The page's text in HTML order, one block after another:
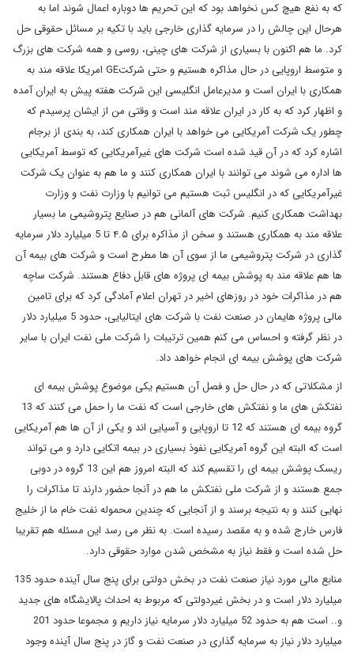
که به نفع هیچ کس نخواهد بود که این تحریم ها دوباره اعمال شوند اما به
هرحال این چالش را در سرمایه گذاری خارجی باید با تکیه بر مسائل حقوقی حل
کرد. ما هم اکنون با بسیاری از شرکت های چینی، روسی و همه شرکت های بزرگ
و متوسط اروپایی در حال مذاکره هستیم و حتی شرکتGE امریکا علاقه مند به
همکاری با ایران است و مدیرعامل انگلیسی این شرکت هفته پیش به ایران آمده
و اظهار کرد که به کار در ایران علاقه مند است و وقتی من از ایشان پرسیدم که
چطور یک شرکت آمریکایی می خواهد با ایران همکاری کند، به بندی از برجام
اشاره کرد که در آن قید شده است شرکت های غیرآمریکایی که توسط آمریکایی
ها اداره می شوند می توانند با ایران همکاری کنند و ما هم به عنوان یک شرکت
غیرآمریکایی که در انگلیس ثبت هستیم می توانیم با وزارت نفت و وزارت
بهداشت همکاری کنیم. شرکت های آلمانی هم در صنایع پتروشیمی ما بسیار
علاقه مند به همکاری هستند و سخن از مذاکره برای ۴.۵ تا 5 میلیارد دلار سرمایه
گذاری در شرکت پتروشیمی ما از سوی آن ها مطرح است و شرکت های بیمه آن
ها هم علاقه مند به پوشش بیمه ای پروژه های قابل دفاع هستند. شرکت ساچه
هم در مذاکرات خود در روزهای اخیر در تهران اعلام آمادگی کرد که برای تامین
مالی پروژه هایمان در صنعت نفت با شرکت های ایتالیایی، حدود 5 میلیارد دلار
در نظر گرفته و احساس می کنم همین ترتیبات را شرکت ملی نفت ایران با سایر
شرکت های پوشش بیمه ای انجام خواهد داد.
از مشکلاتی که در حال حل و فصل آن هستیم یکی موضوع پوشش بیمه ای
نفتکش های ما و نفتکش های خارجی است که نفت ما را حمل می کنند که 13
گروه بیمه ای هستند که 12 تا اروپایی و آسیایی اند و یکی از آن ها هم آمریکایی
است که البته این گروه آمریکایی نفوذ بسیاری در بیمه اتکایی دارد و می تواند
ریسک پوشش بیمه ای را تقسیم کند که البته امروز هم این 13 گروه در دوبی
جمع هستند و از شرکت ملی نفتکش ما هم در آنجا حضور دارند تا مذاکرات را
نهایی کنند و به نتیجه برسند و از آنجایی که چندین محموله نفت خام ما از خلیج
فارس خارج شده و به مقصد رسیده است. به نظر می رسد این مسئله هم تقریبا
حل شده است و فقط نیاز به مشخص شدن موارد حقوقی دارد.
منابع مالی مورد نیاز صنعت نفت در بخش دولتی برای پنج سال آینده حدود 135
میلیارد دلار است و در بخش غیردولتی که مربوط به احداث پالایشگاه های جدید
و.. است هم به حدود 52 میلیارد دلار سرمایه نیاز داریم و مجموعا حدود 201
میلیارد دلار نیاز به سرمایه گذاری در صنعت نفت و گاز در پنج سال آینده وجود